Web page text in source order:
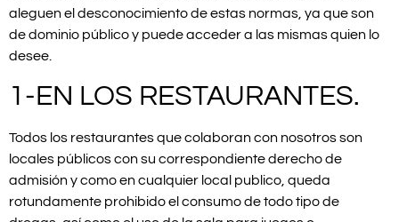
aleguen el desconocimiento de estas normas, ya que son
de dominio público y puede acceder a las mismas quien lo
desee.
1-EN LOS RESTAURANTES.
Todos los restaurantes que colaboran con nosotros son
locales públicos con su correspondiente derecho de
admisión y como en cualquier local publico, queda
rotundamente prohibido el consumo de todo tipo de